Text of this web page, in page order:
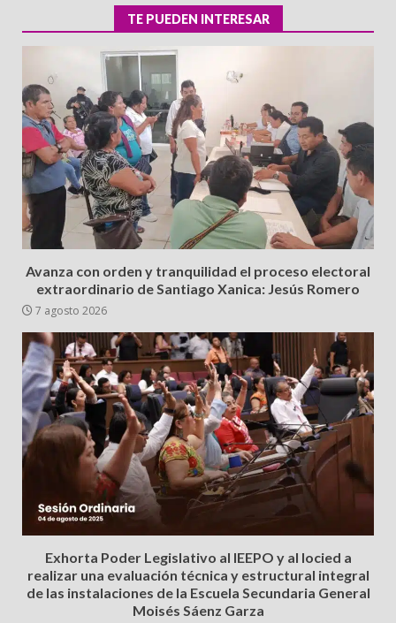
TE PUEDEN INTERESAR
Avanza con orden y tranquilidad el proceso electoral
extraordinario de Santiago Xanica: Jesús Romero
7 agosto 2026
Exhorta Poder Legislativo al IEEPO y al Iocied a
realizar una evaluación técnica y estructural integral
de las instalaciones de la Escuela Secundaria General
Moisés Sáenz Garza